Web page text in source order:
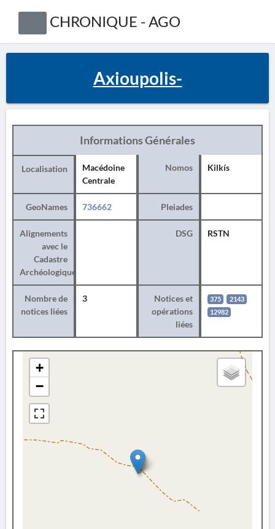
CHRONIQUE - AGO
Axioupolis-
Informations Générales
Localisation
Macédoine
Centrale
Nomos Kilkís
GeoNames 736662 Pleiades
Alignements
avec le
Cadastre
Archéologique
DSG RSTN
Nombre de
notices liées
3
Notices et
opérations
liées
375
2143
12982
+
−